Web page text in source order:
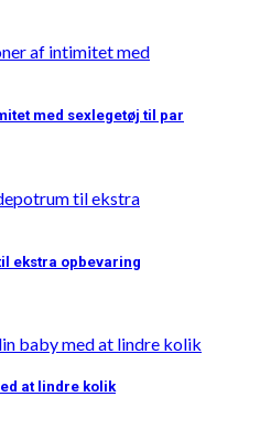
med sexlegetøj til par
ekstra opbevaring
at lindre kolik